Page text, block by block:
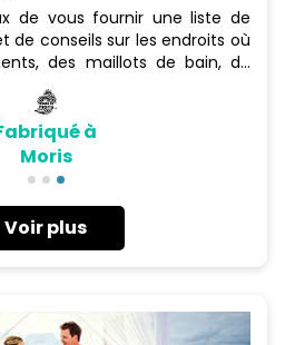
de vous fournir une liste de
de conseils sur les endroits où
des maillots de bain, de
de bateaux, œuvres
des boutiques hors taxes et
encore, et si vous le souhaitez,
emmener partout où vous
le souhaitez.
à
Moris
Voir plus